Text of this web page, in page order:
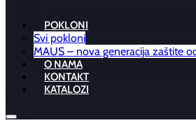
POKLONI
Svi pokloni
MAUS – nova generacija zaštite
O NAMA
KONTAKT
KATALOZI